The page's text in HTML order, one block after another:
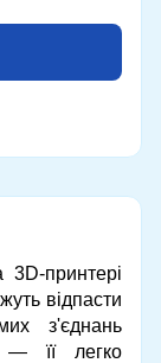
принтері
відпасти
з'єднань
— її легко